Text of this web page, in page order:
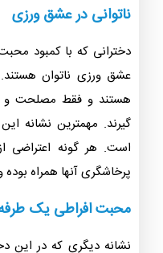
ناتوانی در عشق ورزی
دخترانی که با کمبود
عشق ورزی ناتوان
هستند و فقط مصلحت و
گیرند. مهمترین نشانه
است. هر گونه اعتراضی
پرخاشگری آنها همراه
محبت افراطی یک
نشانه دیگری که در این